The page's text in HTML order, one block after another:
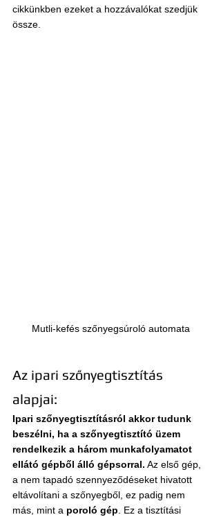
cikkünkben ezeket a hozzávalókat szedjük
össze.
Mutli-kefés szőnyegsúroló automata
Az ipari szőnyegtisztítás
alapjai:
Ipari szőnyegtisztításról akkor tudunk
beszélni, ha a szőnyegtisztító üzem
rendelkezik a három munkafolyamatot
ellátó gépből álló gépsorral. Az első gép,
a nem tapadó szennyeződéseket hivatott
eltávolítani a szőnyegből, ez padig nem
más, mint a poroló gép . Ez a tisztítási